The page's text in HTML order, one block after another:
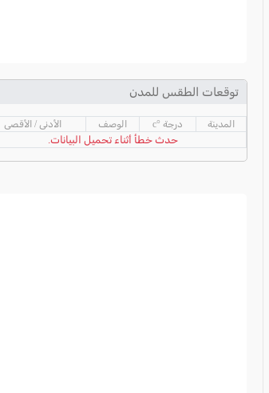
توقعات الطقس للمدن
المدينة درجة °c الوصف الأدنى / الأقصى
حدث خطأ أثناء تحميل البيانات.